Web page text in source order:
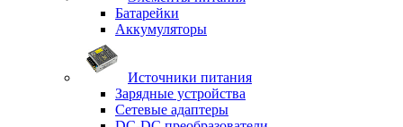
Батарейки
Аккумуляторы
Источники питания
Зарядные устройства
Сетевые адаптеры